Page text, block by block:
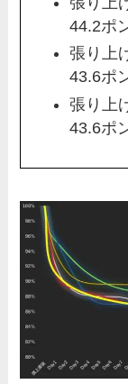
44.2
張り上
43.6
張り上
43.6